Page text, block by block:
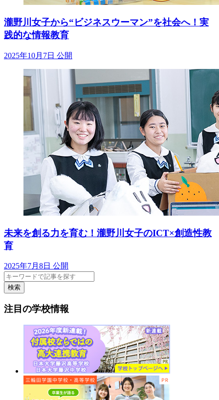
瀧野川女子から“ビジネスウーマン”を社会へ！実
践的な情報教育
2025年10月7日 公開
未来を創る力を育む！瀧野川女子のICT×創造性教
育
2025年7月8日 公開
検索
注目の学校情報